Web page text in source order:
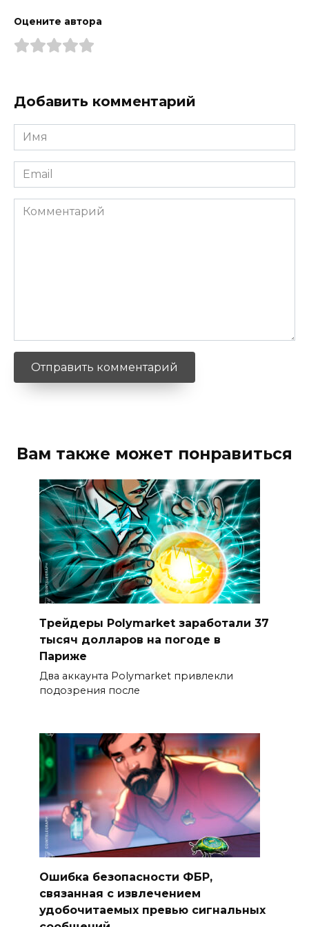
Оцените автора
Добавить комментарий
Имя
*
Email
*
Комментарий
Вам также может понравиться
Трейдеры Polymarket заработали 37
тысяч долларов на погоде в
Париже
Два аккаунта Polymarket привлекли
подозрения после
Ошибка безопасности ФБР,
связанная с извлечением
удобочитаемых превью сигнальных